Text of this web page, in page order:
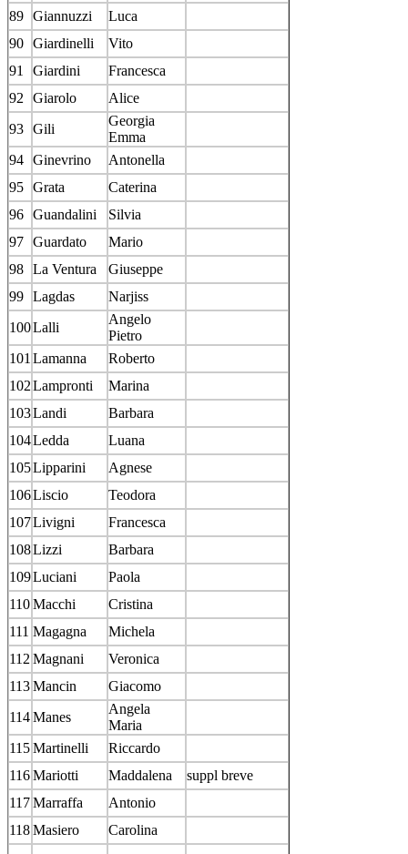
89 Giannuzzi
Luca
90 Giardinelli
Vito
91
Giardini
Francesca
92
Giarolo
Alice
93 Gili
Georgia
Emma
94 Ginevrino
Antonella
95 Grata
Caterina
96 Guandalini
Silvia
97 Guardato
Mario
98 La Ventura
Giuseppe
99 Lagdas
Narjiss
100Lalli
Angelo
Pietro
101 Lamanna
Roberto
102Lampronti
Marina
103Landi
Barbara
104Ledda
Luana
105Lipparini
Agnese
106Liscio
Teodora
107Livigni
Francesca
108Lizzi
Barbara
109Luciani
Paola
110Macchi
Cristina
111 Magagna
Michela
112 Magnani
Veronica
113Mancin
Giacomo
114Manes
Angela
Maria
115Martinelli
Riccardo
116Mariotti Maddalena
suppl breve
117Marraffa
Antonio
118Masiero Carolina